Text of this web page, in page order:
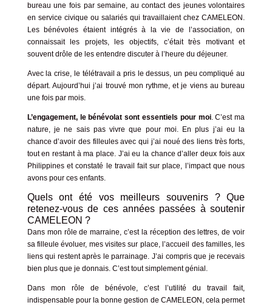
bureau une fois par semaine, au contact des jeunes volontaires
en service civique ou salariés qui travaillaient chez CAMELEON.
Les bénévoles étaient intégrés à la vie de l’association, on
connaissait les projets, les objectifs, c’était très motivant et
souvent drôle de les entendre discuter à l’heure du déjeuner.
Avec la crise, le télétravail a pris le dessus, un peu compliqué au
départ. Aujourd’hui j’ai trouvé mon rythme, et je viens au bureau
une fois par mois.
L’engagement, le bénévolat sont essentiels pour moi. C’est ma
nature, je ne sais pas vivre que pour moi. En plus j’ai eu la
chance d’avoir des filleules avec qui j’ai noué des liens très forts,
tout en restant à ma place. J’ai eu la chance d’aller deux fois aux
Philippines et constaté le travail fait sur place, l’impact que nous
avons pour ces enfants.
Quels ont été vos meilleurs souvenirs ? Que
retenez-vous de ces années passées à soutenir
CAMELEON ?
Dans mon rôle de marraine, c’est la réception des lettres, de voir
sa filleule évoluer, mes visites sur place, l’accueil des familles, les
liens qui restent après le parrainage. J’ai compris que je recevais
bien plus que je donnais. C’est tout simplement génial.
Dans mon rôle de bénévole, c’est l’utilité du travail fait,
indispensable pour la bonne gestion de CAMELEON, cela permet